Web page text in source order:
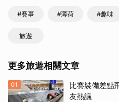
#賽事 #薄荷 #趣味
旅遊
更多旅遊相關文章
01
比賽裝備差點
友熱議